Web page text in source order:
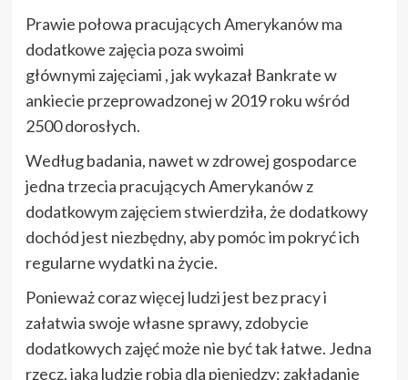
Prawie połowa pracujących Amerykanów ma
dodatkowe zajęcia poza swoimi
głównymi zajęciami , jak wykazał Bankrate w
ankiecie przeprowadzonej w 2019 roku wśród
2500 dorosłych.
Według badania, nawet w zdrowej gospodarce
jedna trzecia pracujących Amerykanów z
dodatkowym zajęciem stwierdziła, że ​​dodatkowy
dochód jest niezbędny, aby pomóc im pokryć ich
regularne wydatki na życie.
Ponieważ coraz więcej ludzi jest bez pracy i
załatwia swoje własne sprawy, zdobycie
dodatkowych zajęć może nie być tak łatwe. Jedna
rzecz, jaką ludzie robią dla pieniędzy: zakładanie